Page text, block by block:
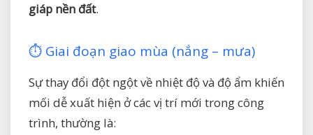
giáp nền đất.
⏱️ Giai đoạn giao mùa (nắng – mưa)
Sự thay đổi đột ngột về nhiệt độ và độ ẩm khiến
mối dễ xuất hiện ở các vị trí mới trong công
trình, thường là: